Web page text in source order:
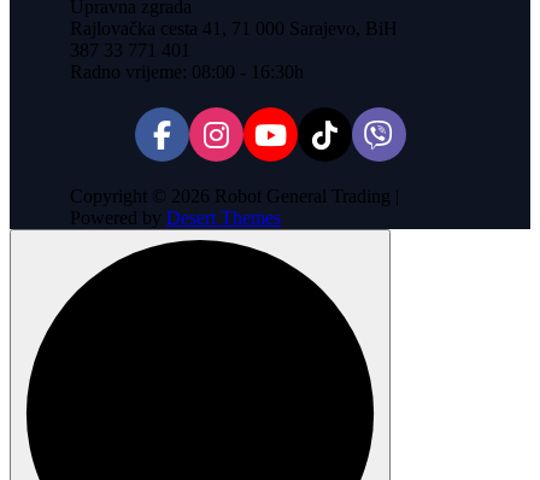
Upravna zgrada
Rajlovačka cesta 41, 71 000 Sarajevo, BiH
387 33 771 401
Radno vrijeme: 08:00 - 16:30h
Copyright © 2026 Robot General Trading |
Powered by Desert Themes